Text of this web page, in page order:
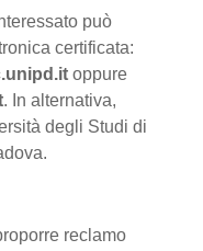
può
certificata:
oppure
. In alternativa,
degli Studi di
reclamo